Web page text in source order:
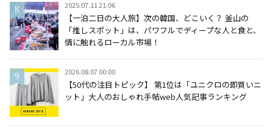
2025.07.11 21:06
【一泊二日の大人旅】次の韓国、どこいく？ 釜山の
「推しスポット」は、パワフルでディープな人と食と、
情に触れるローカル市場！
2026.08.07 00:00
【50代の注目トピック】 第1位は「ユニクロの即買いニ
ット」大人のおしゃれ手帖web人気記事ランキング